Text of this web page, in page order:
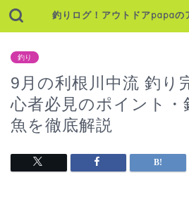
釣りログ！アウトドアpapaの
釣り
9月の利根川中流 釣り
心者必見のポイント・
魚を徹底解説